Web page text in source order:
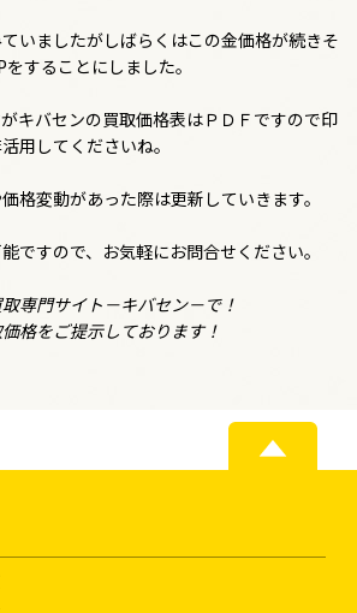
いましたがしばらくはこの金価格が続きそ
することにしました。
キバセンの買取価格表はＰＤＦですので印
用してくださいね。
格変動があった際は更新していきます。
ですので、お気軽にお問合せください。
専門サイト－キバセン－で！
格をご提示しております！